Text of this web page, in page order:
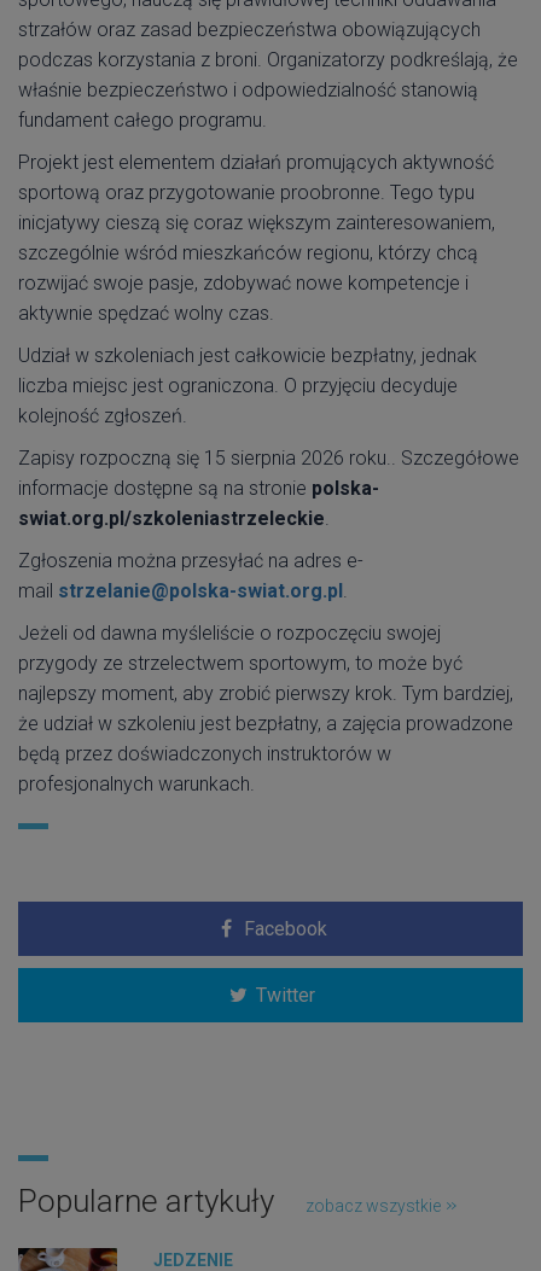
strzałów oraz zasad bezpieczeństwa obowiązujących
podczas korzystania z broni. Organizatorzy podkreślają, że
właśnie bezpieczeństwo i odpowiedzialność stanowią
fundament całego programu.
Projekt jest elementem działań promujących aktywność
sportową oraz przygotowanie proobronne. Tego typu
inicjatywy cieszą się coraz większym zainteresowaniem,
szczególnie wśród mieszkańców regionu, którzy chcą
rozwijać swoje pasje, zdobywać nowe kompetencje i
aktywnie spędzać wolny czas.
Udział w szkoleniach jest całkowicie bezpłatny, jednak
liczba miejsc jest ograniczona. O przyjęciu decyduje
kolejność zgłoszeń.
Zapisy rozpoczną się 15 sierpnia 2026 roku.. Szczegółowe
informacje dostępne są na stronie polska-
swiat.org.pl/szkoleniastrzeleckie
Zgłoszenia można przesyłać na adres e-
mail strzelanie@polska-swiat.org.pl
Jeżeli od dawna myśleliście o rozpoczęciu swojej
przygody ze strzelectwem sportowym, to może być
najlepszy moment, aby zrobić pierwszy krok. Tym bardziej,
że udział w szkoleniu jest bezpłatny, a zajęcia prowadzone
będą przez doświadczonych instruktorów w
profesjonalnych warunkach.
Facebook
Twitter
Popularne artykuły zobacz wszystkie
JEDZENIE